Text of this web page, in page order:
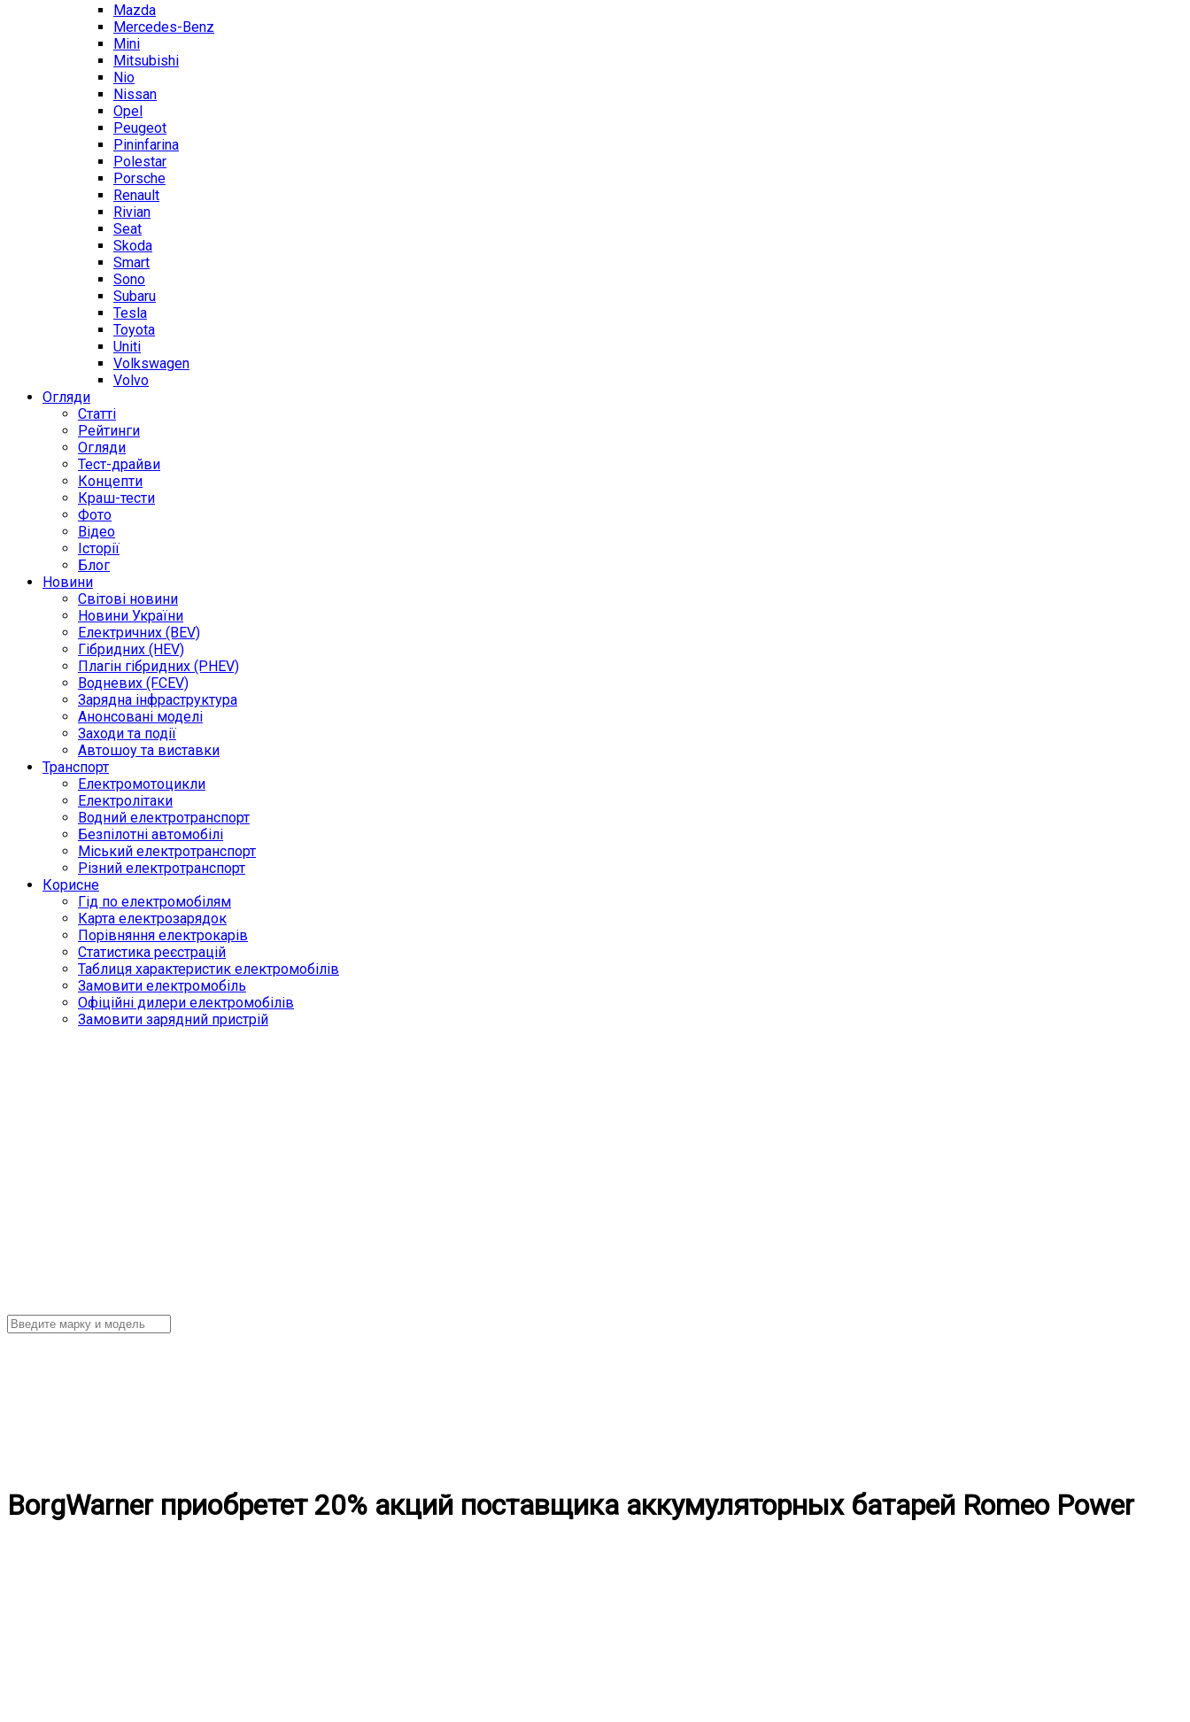
Mazda
Mercedes-Benz
Mini
Mitsubishi
Nio
Nissan
Opel
Peugeot
Pininfarina
Polestar
Porsche
Renault
Rivian
Seat
Skoda
Smart
Sono
Subaru
Tesla
Toyota
Uniti
Volkswagen
Volvo
Огляди
Статті
Рейтинги
Огляди
Тест-драйви
Концепти
Краш-тести
Фото
Відео
Історії
Блог
Новини
Світові новини
Новини України
Електричних (BEV)
Гібридних (HEV)
Плагін гібридних (PHEV)
Водневих (FCEV)
Зарядна інфраструктура
Анонсовані моделі
Заходи та події
Автошоу та виставки
Транспорт
Електромотоцикли
Електролітаки
Водний електротранспорт
Безпілотні автомобілі
Міський електротранспорт
Різний електротранспорт
Корисне
Гід по електромобілям
Карта електрозарядок
Порівняння електрокарів
Статистика реєстрацій
Таблиця характеристик електромобілів
Замовити електромобіль
Офіційні дилери електромобілів
Замовити зарядний пристрій
BorgWarner приобретет 20% акций поставщика аккумуляторных батарей Romeo Power